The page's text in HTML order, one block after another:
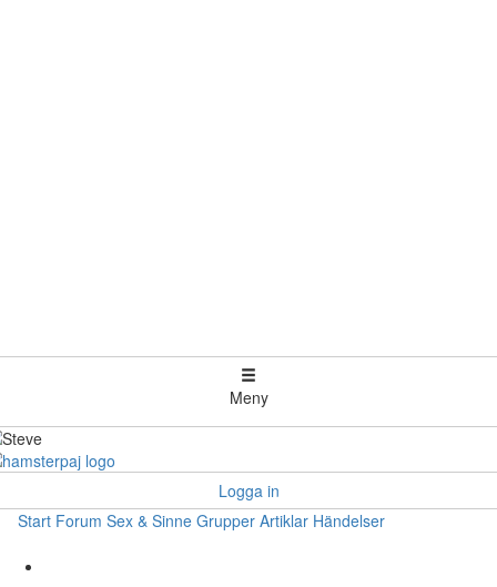
Meny
Logga in
Start Forum Sex & Sinne Grupper Artiklar Händelser